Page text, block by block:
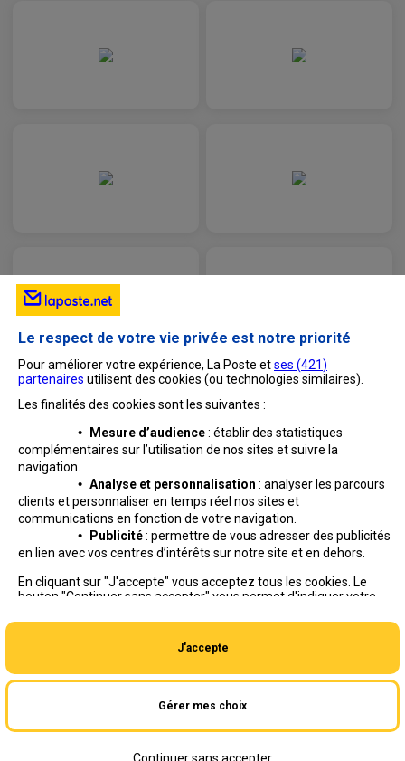
La Poste Groupe La Poste recrute
Le respect de votre vie privée est notre priorité
Pour améliorer votre expérience, La Poste etses (421)
partenaires utilisent des cookies (ou technologies similaires).
Les finalités des cookies sont les suivantes :
•
Mesure d’audience: établir des statistiques
complémentaires sur l’utilisation de nos sites et suivre la
navigation.
•Analyse et personnalisation : analyser les parcours
clients et personnaliser en temps réel nos sites et
communications en fonction de votre navigation.
•
Publicité: permettre de vous adresser des publicités
en lien avec vos centres d’intérêts sur notre site et en dehors.
En cliquant sur "J'accepte" vous acceptez tous les cookies. Le
bouton "Continuer sans accepter" vous permet d'indiquer votre
seront déposés. Vous pouvez modifier vos choix à tout moment
ou obtenir plus d'informations via
J'accepte
Gérer mes choix